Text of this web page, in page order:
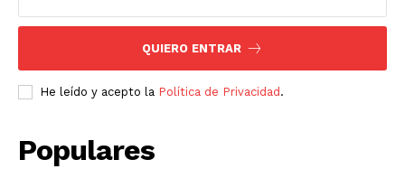
QUIERO ENTRAR
He leído y acepto la Política de Privacidad .
Populares